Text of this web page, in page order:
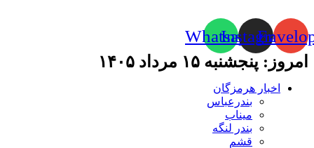
Instagram
Whatsapp
امروز: پنجشنبه ۱۵ مرداد ۱۴۰۵
اخبار هرمزگان
بندرعباس
میناب
بندر لنگه
قشم